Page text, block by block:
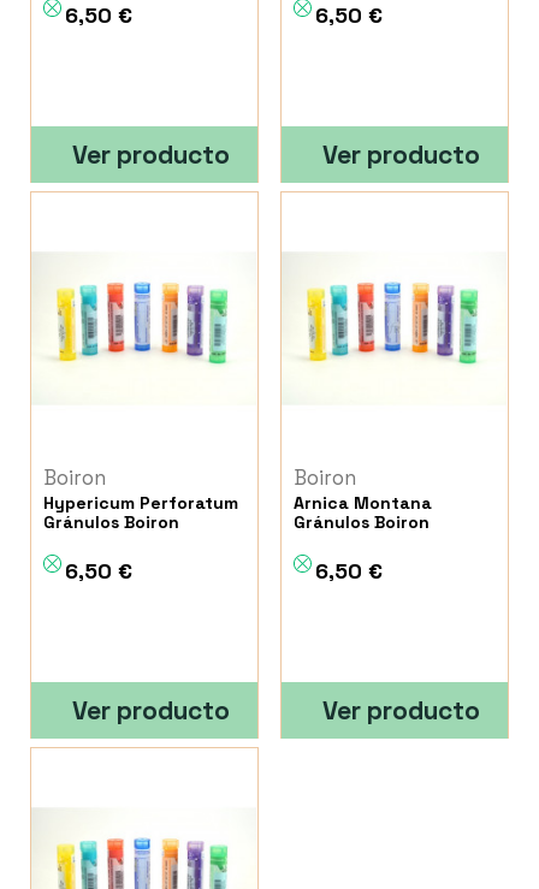
6,50 €
Ver producto
6,50 €
Ver producto
Boiron
Hypericum Perforatum
Gránulos Boiron
6,50 €
Ver producto
Boiron
Arnica Montana
Gránulos Boiron
6,50 €
Ver producto